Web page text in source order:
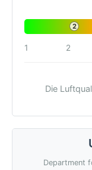
2
1 2
Die
Department